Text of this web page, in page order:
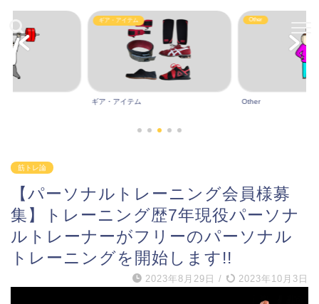
ギア・アイテム
ギア・アイテム
Other
Other
筋トレ論
【パーソナルトレーニング会員様募
集】トレーニング歴7年現役パーソナ
ルトレーナーがフリーのパーソナル
トレーニングを開始します!!
2023年8月29日 / 2023年10月3日